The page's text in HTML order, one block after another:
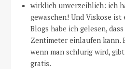
wirklich unverzeihlich: ich
gewaschen! Und Viskose
Blogs habe ich gelesen,
Zentimeter einlaufen kann.
wenn man schlurig wird,
gratis.